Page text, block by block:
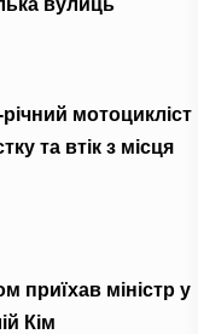
мотоцикліст
та втік з місця
приїхав міністр у
Кім